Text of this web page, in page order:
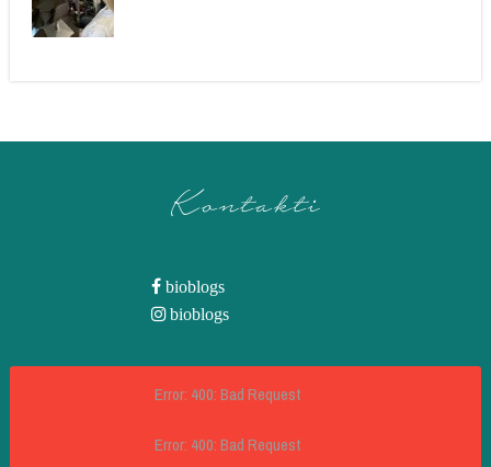
Kontakti
bioblogs
bioblogs
Error: 400: Bad Request
Error: 400: Bad Request